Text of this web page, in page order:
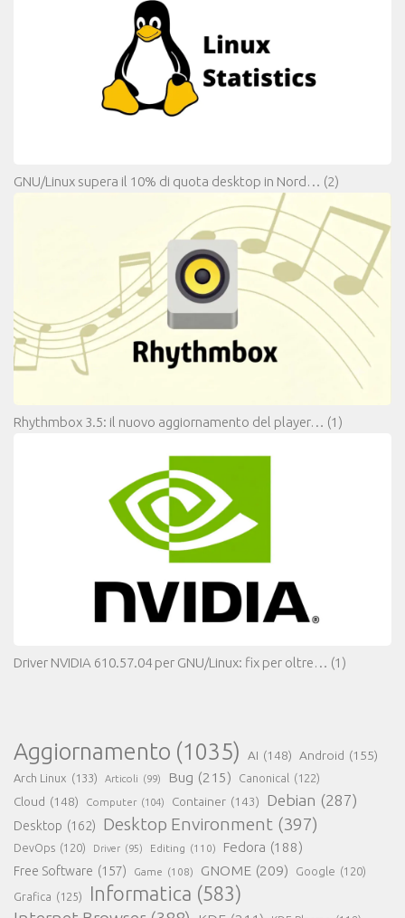
GNU/Linux supera il 10% di quota desktop in Nord… (2)
Rhythmbox 3.5: il nuovo aggiornamento del player… (1)
Driver NVIDIA 610.57.04 per GNU/Linux: fix per oltre… (1)
Aggiornamento (1035) AI (148) Android (155)
Arch Linux (133) Articoli (99) Bug (215) Canonical (122)
Cloud (148) Computer (104) Container (143) Debian (287)
Desktop (162) Desktop Environment (397)
DevOps (120) Driver (95) Editing (110) Fedora (188)
Free Software (157) Game (108) GNOME (209) Google (120)
Grafica (125) Informatica (583)